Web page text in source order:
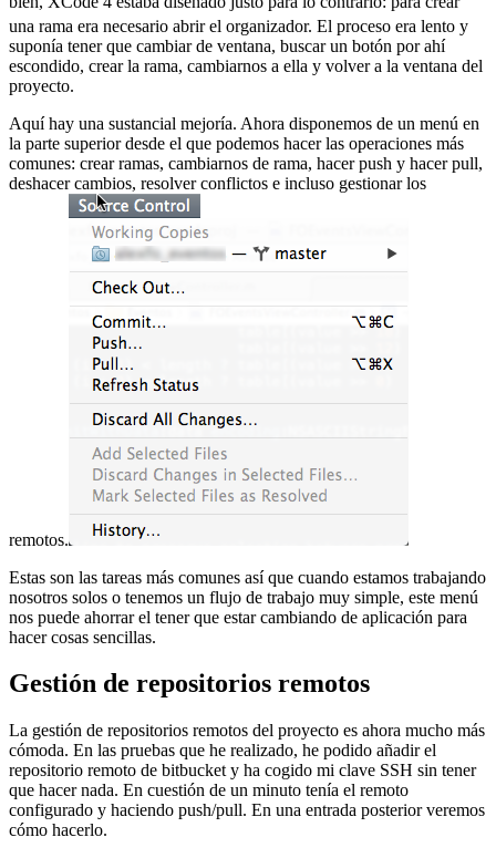
una rama era necesario abrir el organizador. El proceso era lento y
suponía tener que cambiar de ventana, buscar un botón por ahí
escondido, crear la rama, cambiarnos a ella y volver a la ventana del
proyecto.
Aquí hay una sustancial mejoría. Ahora disponemos de un menú en
la parte superior desde el que podemos hacer las operaciones más
comunes: crear ramas, cambiarnos de rama, hacer push y hacer pull,
deshacer cambios, resolver conflictos e incluso gestionar los
remotos.
Estas son las tareas más comunes así que cuando estamos trabajando
nosotros solos o tenemos un flujo de trabajo muy simple, este menú
nos puede ahorrar el tener que estar cambiando de aplicación para
hacer cosas sencillas.
Gestión de repositorios remotos
La gestión de repositorios remotos del proyecto es ahora mucho más
cómoda. En las pruebas que he realizado, he podido añadir el
repositorio remoto de bitbucket y ha cogido mi clave SSH sin tener
que hacer nada. En cuestión de un minuto tenía el remoto
configurado y haciendo push/pull. En una entrada posterior veremos
cómo hacerlo.